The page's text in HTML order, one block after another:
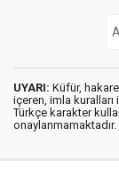
UYARI: Küfür,
içeren, imla kuralları
Türkçe karakter
onaylanmamaktadır.